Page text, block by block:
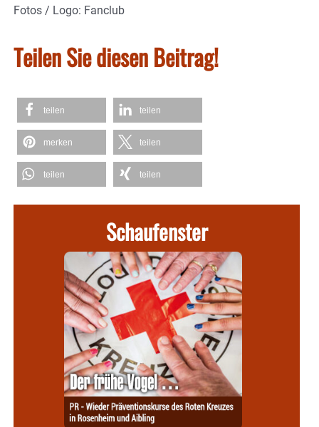
Fotos / Logo: Fanclub
Teilen Sie diesen Beitrag!
teilen teilen
merken teilen
teilen teilen
Schaufenster